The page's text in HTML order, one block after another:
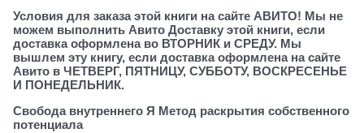
Условия для заказа этой книги на сайте АВИТО! Мы не
можем выполнить Авито Доставку этой книги, если
доставка оформлена во ВТОРНИК и СРЕДУ. Мы
вышлем эту книгу, если доставка оформлена на сайте
Авито в ЧЕТВЕРГ, ПЯТНИЦУ, СУББОТУ, ВОСКРЕСЕНЬЕ
И ПОНЕДЕЛЬНИК.
Свобода внутреннего Я Метод раскрытия собственного
потенциала